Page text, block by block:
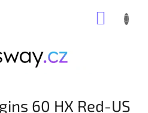
60 HX Red-US